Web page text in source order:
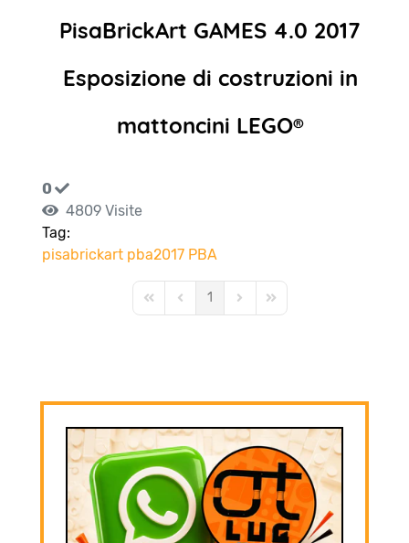
PisaBrickArt GAMES 4.0 2017
Esposizione di costruzioni in
mattoncini LEGO®
0
4809 Visite
Tag:
pisabrickart pba2017 PBA
First PagePrevious Page
1 Next PageLast Page